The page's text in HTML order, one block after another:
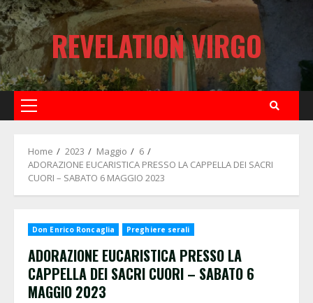
Skip
to
content
REVELATION VIRGO
Primary
Home 2023 Maggio
6
ADORAZIONE EUCARISTICA PRESSO LA CAPPELLA DEI SACRI
CUORI – SABATO 6 MAGGIO 2023
Don Enrico Roncaglia Preghiere serali
ADORAZIONE EUCARISTICA PRESSO LA
CAPPELLA DEI SACRI CUORI – SABATO 6
MAGGIO 2023